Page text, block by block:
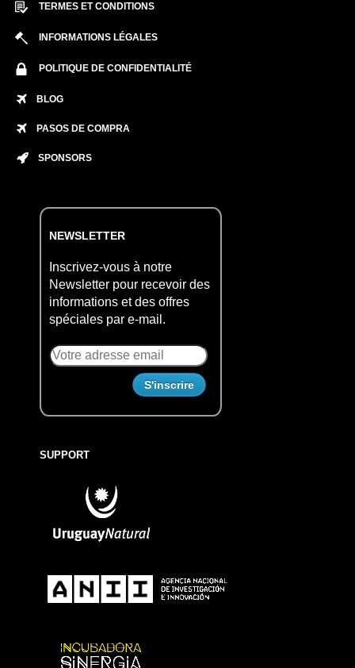
TERMES ET CONDITIONS
INFORMATIONS LÉGALES
POLITIQUE DE CONFIDENTIALITÉ
BLOG
PASOS DE COMPRA
SPONSORS
NEWSLETTER
Inscrivez-vous à notre
Newsletter pour recevoir des
informations et des offres
spéciales par e-mail.
SUPPORT